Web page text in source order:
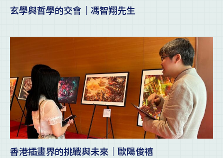
玄學與哲學的交會｜馮智翔先生
香港插畫界的挑戰與未來｜歐陽俊禧